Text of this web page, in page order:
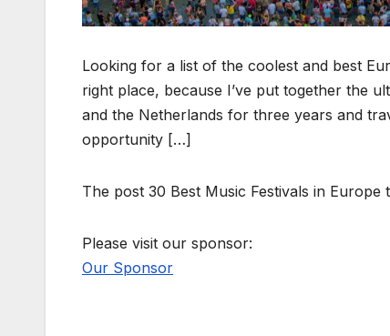
Looking for a list of the coolest and best
right place, because I’ve put together the
and the Netherlands for three years and
opportunity […]
The post 30 Best Music Festivals in
Please visit our sponsor:
Our Sponsor